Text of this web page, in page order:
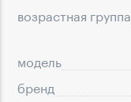
возрастная группа
модель
бренд